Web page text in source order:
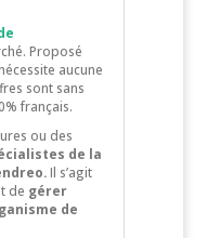
Proposé
aucune
sont sans
français.
ou des
de la
Il s’agit
de gérer
de